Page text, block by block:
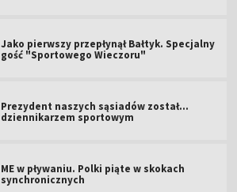
Jako pierwszy przepłynął Bałtyk. Specjalny
gość "Sportowego Wieczoru"
Prezydent naszych sąsiadów został...
dziennikarzem sportowym
ME w pływaniu. Polki piąte w skokach
synchronicznych